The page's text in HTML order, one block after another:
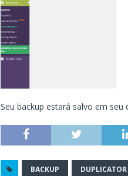
Seu backup estará salvo em seu
BACKUP DUPLICATOR